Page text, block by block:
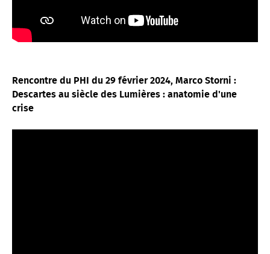
Rencontre du PHI du 29 février 2024, Marco Storni :
Descartes au siècle des Lumières : anatomie d'une
crise